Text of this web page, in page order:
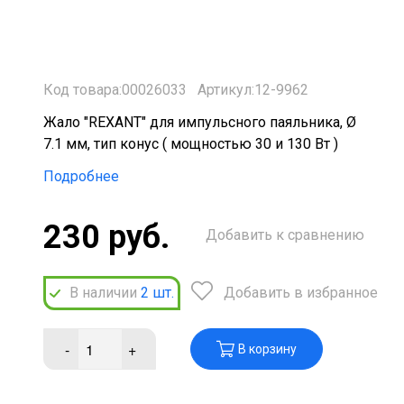
Код товара:00026033
Артикул:12-9962
Жало "REXANT" для импульсного паяльника, Ø
7.1 мм, тип конус ( мощностью 30 и 130 Вт )
Подробнее
230 руб.
В наличии 2 шт.
Добавить к сравнению
Добавить в избранное
- + В корзину